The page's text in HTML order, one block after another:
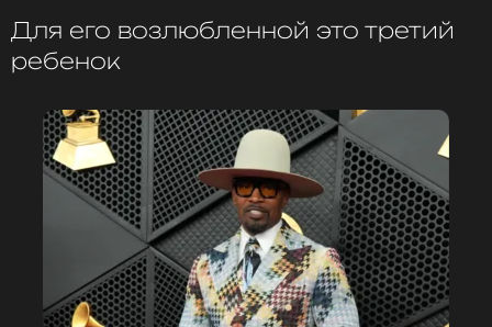
Для его возлюбленной это третий
ребенок